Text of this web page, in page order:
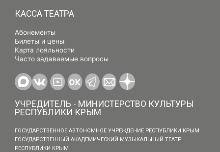
КАССА ТЕАТРА
Абонементы
Билеты и цены
Карта лояльности
Часто задаваемые вопросы
УЧРЕДИТЕЛЬ - МИНИСТЕРСТВО КУЛЬТУРЫ
РЕСПУБЛИКИ КРЫМ
ГОСУДАРСТВЕННОЕ АВТОНОМНОЕ УЧРЕЖДЕНИЕ РЕСПУБЛИКИ КРЫМ
ГОСУДАРСТВЕННЫЙ АКАДЕМИЧЕСКИЙ МУЗЫКАЛЬНЫЙ ТЕАТР
РЕСПУБЛИКИ КРЫМ